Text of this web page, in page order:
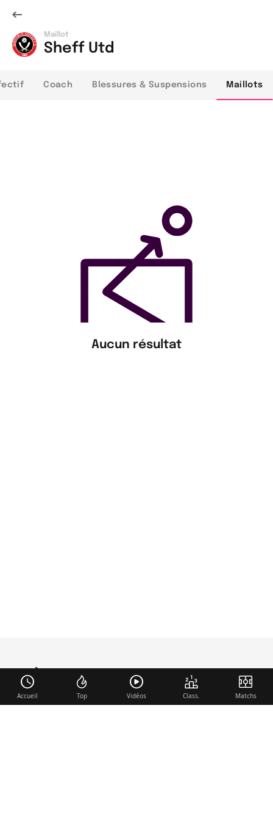
Maillot
Sheff Utd
Coach Blessures & Suspensions Maillots
Aucun résultat
foot-anglais.com
Accueil Top Vidéos Class. Matchs